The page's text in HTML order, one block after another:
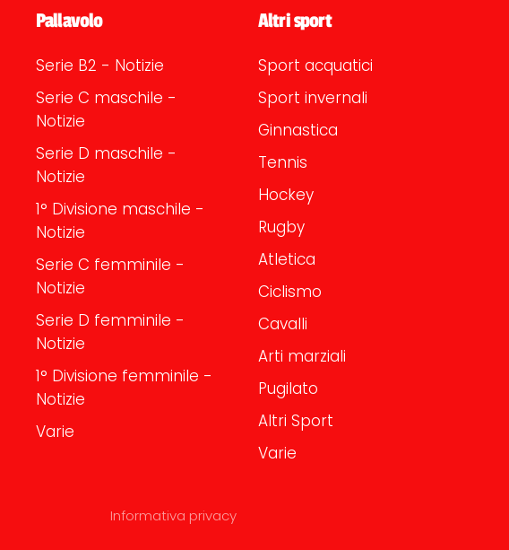
Pallavolo
Serie B2 - Notizie
Serie C maschile -
Notizie
Serie D maschile -
Notizie
1° Divisione maschile -
Notizie
Serie C femminile -
Notizie
Serie D femminile -
Notizie
1° Divisione femminile -
Notizie
Varie
Altri sport
Sport acquatici
Sport invernali
Ginnastica
Tennis
Hockey
Rugby
Atletica
Ciclismo
Cavalli
Arti marziali
Pugilato
Altri Sport
Varie
Informativa privacy